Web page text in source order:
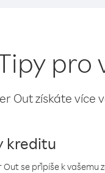
pro
Out získáte více
kreditu
Out se připíše k vašemu